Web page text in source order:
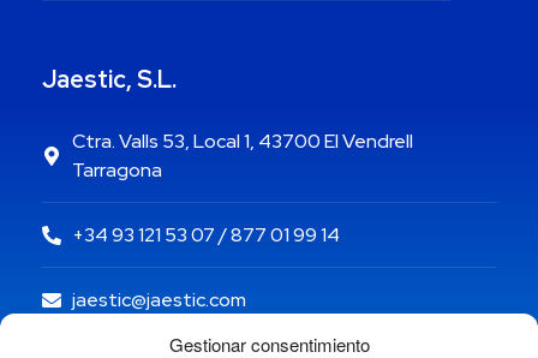
Gestionar consentimiento
Jaestic, S.L.
Ctra. Valls 53, Local 1, 43700 El Vendrell
Tarragona
+34 93 121 53 07 / 877 01 99 14
jaestic@jaestic.com